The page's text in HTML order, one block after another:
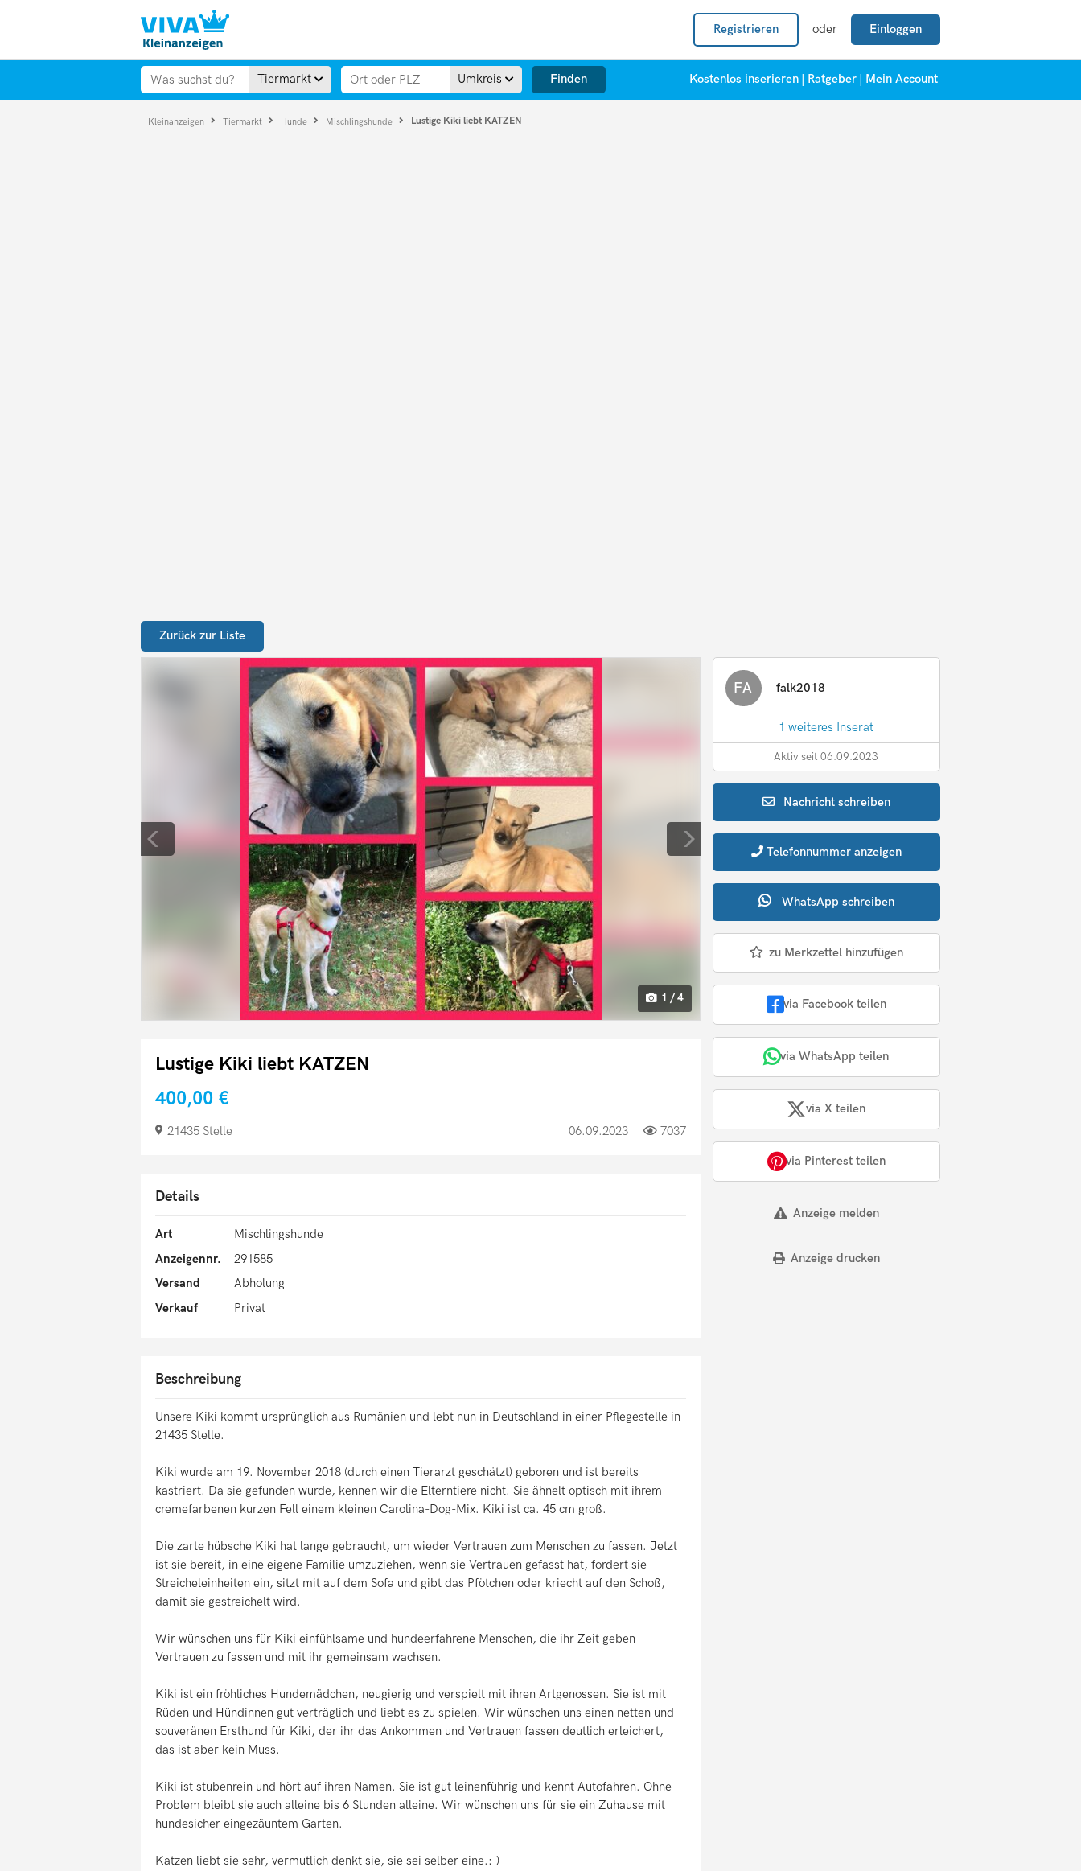
Registrieren oder Einloggen
Tiermarkt Umkreis Finden Kostenlos inserieren Ratgeber Mein Account
Kleinanzeigen Tiermarkt Hunde Mischlingshunde Lustige Kiki liebt KATZEN
Zurück zur Liste
1 / 4
Lustige Kiki liebt KATZEN
400,00 €
21435 Stelle 06.09.2023 7037
Details
Art
Mischlingshunde
Anzeigennr.
291585
Versand
Abholung
Verkauf
Privat
Beschreibung
Unsere Kiki kommt ursprünglich aus Rumänien und lebt nun in Deutschland in einer Pflegestelle in
21435 Stelle.
Kiki wurde am 19. November 2018 (durch einen Tierarzt geschätzt) geboren und ist bereits
kastriert. Da sie gefunden wurde, kennen wir die Elterntiere nicht. Sie ähnelt optisch mit ihrem
cremefarbenen kurzen Fell einem kleinen Carolina-Dog-Mix. Kiki ist ca. 45 cm groß.
Die zarte hübsche Kiki hat lange gebraucht, um wieder Vertrauen zum Menschen zu fassen. Jetzt
ist sie bereit, in eine eigene Familie umzuziehen, wenn sie Vertrauen gefasst hat, fordert sie
Streicheleinheiten ein, sitzt mit auf dem Sofa und gibt das Pfötchen oder kriecht auf den Schoß,
damit sie gestreichelt wird.
Wir wünschen uns für Kiki einfühlsame und hundeerfahrene Menschen, die ihr Zeit geben
Vertrauen zu fassen und mit ihr gemeinsam wachsen.
Kiki ist ein fröhliches Hundemädchen, neugierig und verspielt mit ihren Artgenossen. Sie ist mit
Rüden und Hündinnen gut verträglich und liebt es zu spielen. Wir wünschen uns einen netten und
souveränen Ersthund für Kiki, der ihr das Ankommen und Vertrauen fassen deutlich erleichert,
das ist aber kein Muss.
Kiki ist stubenrein und hört auf ihren Namen. Sie ist gut leinenführig und kennt Autofahren. Ohne
Problem bleibt sie auch alleine bis 6 Stunden alleine. Wir wünschen uns für sie ein Zuhause mit
hundesicher eingezäuntem Garten.
Katzen liebt sie sehr, vermutlich denkt sie, sie sei selber eine.:-)
FA falk2018
1 weiteres Inserat
Aktiv seit 06.09.2023
Nachrichtschreiben
Telefonnummer anzeigen
WhatsApp schreiben
zu Merkzettel hinzufügen
via Facebook teilen
via WhatsApp teilen
via X teilen
via Pinterest teilen
Anzeige melden
Anzeige drucken